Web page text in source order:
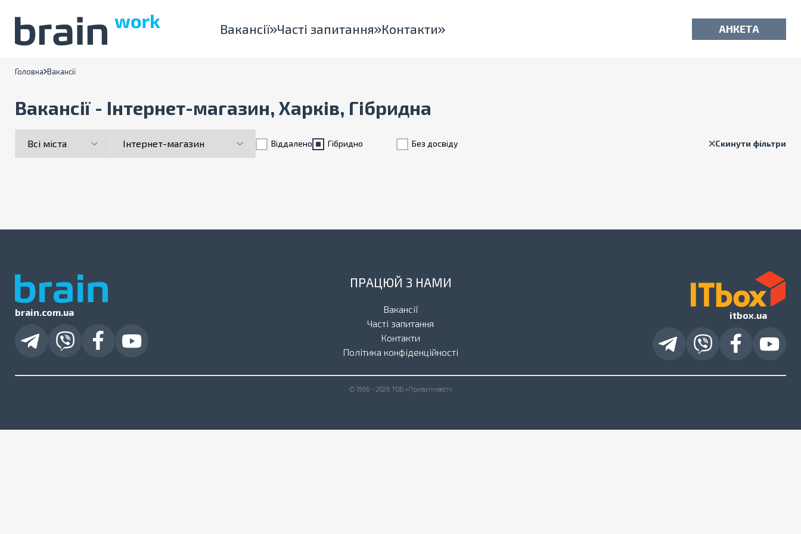
Вакансії Часті запитання Контакти АНКЕТА
Головна Вакансії
Вакансії - Інтернет-магазин, Харків, Гібридна
Віддалено Гiбридно Без досвіду Скинути фільтри
brain.com.ua
ПРАЦЮЙ З НАМИ
Вакансії
Часті запитання
Контакти
Політика конфіденційності
itbox.ua
© 1996 - 2026 ТОВ «Приватінвест»